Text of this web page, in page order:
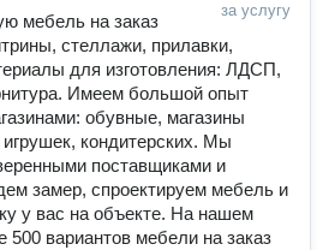
за услугу
мебель на заказ
стеллажи, прилавки,
для изготовления: ЛДСП,
Имеем большой опыт
обувные, магазины
кондитерских. Мы
поставщиками и
замер, спроектируем мебель и
у вас на объекте. На нашем
500 вариантов мебели на заказ